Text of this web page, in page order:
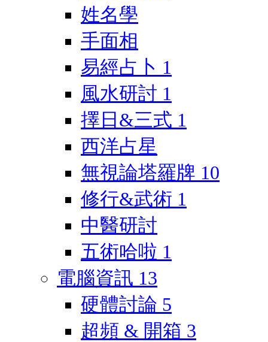
姓名學
手面相
易經占卜 1
風水研討 1
擇日&三式 1
西洋占星
無視論塔羅牌 10
修行&武術 1
中醫研討
五術哈啦 1
電腦資訊 13
硬體討論 5
超頻 & 開箱 3